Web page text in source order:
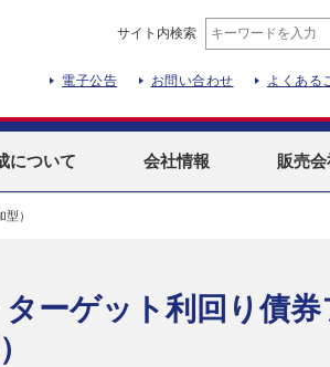
サイト内検索
電子公告 お問い合わせ よくある
について 会社情報 販売
）
ーゲット利回り債券